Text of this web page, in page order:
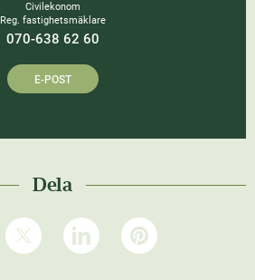
Civilekonom
Reg. fastighetsmäklare
070-638 62 60
E-POST
Dela